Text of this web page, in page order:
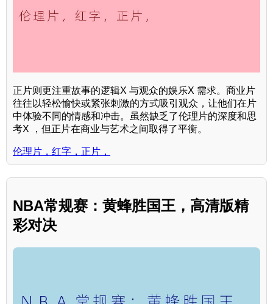
正片则更注重故事的逻辑X 与观众的娱乐X 需求。商业片
往往以轻松愉快或紧张刺激的方式吸引观众，让他们在片
中体验不同的情感和冲击。虽然缺乏了伦理片的深度和思
考X ，但正片在商业与艺术之间取得了平衡。
伦理片，红字，正片，
NBA常规赛：黄蜂胜国王，高清版精
彩对决